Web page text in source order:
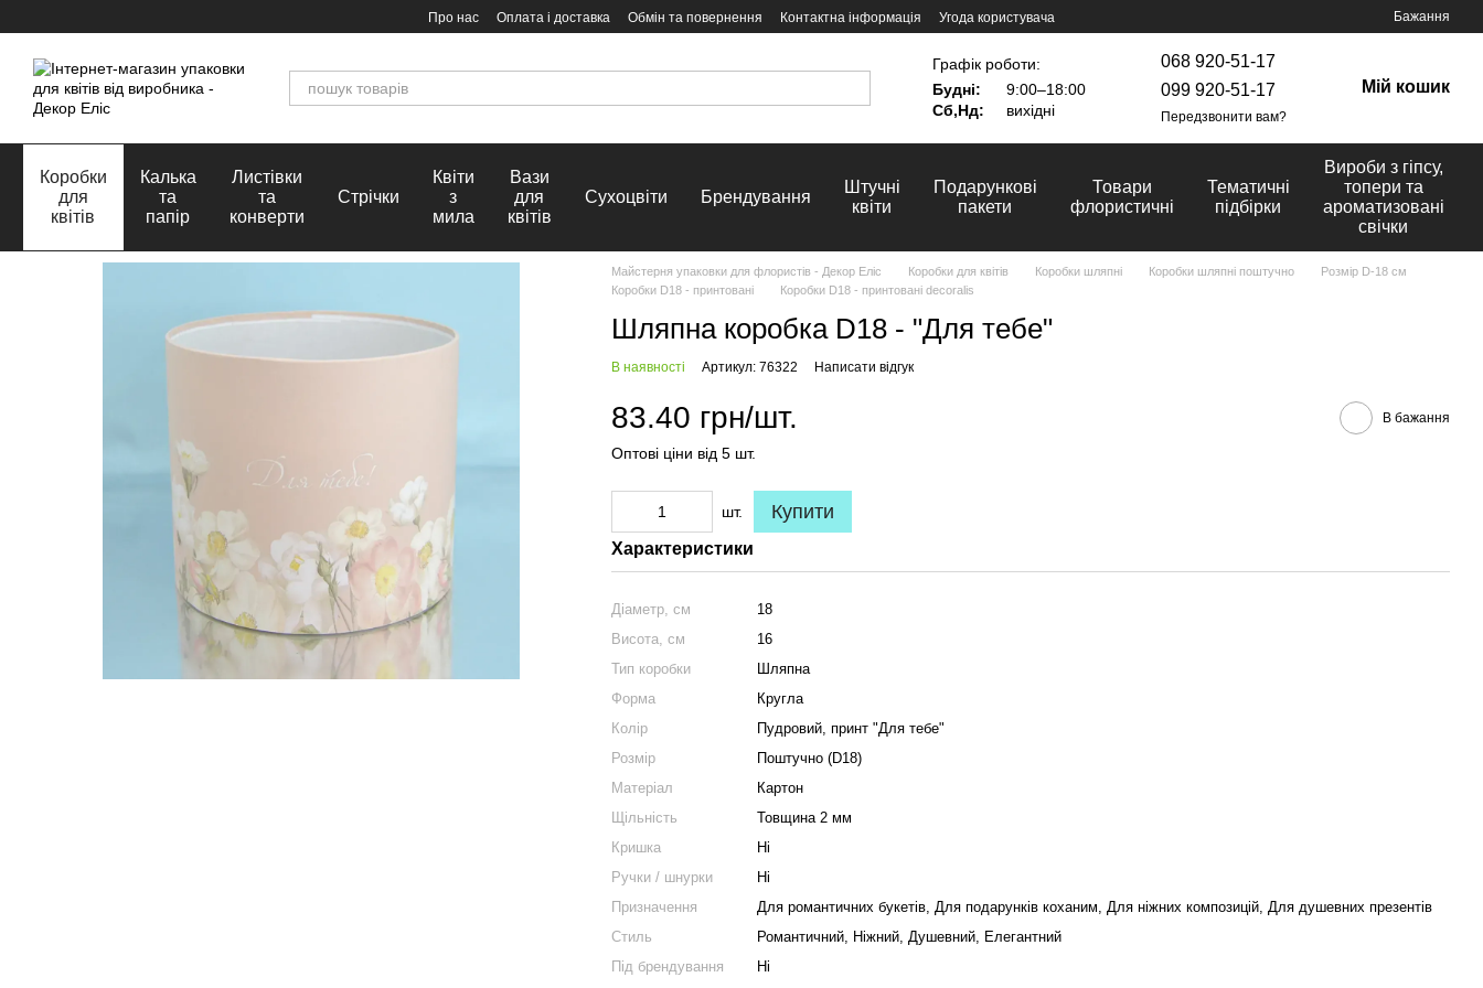
Про нас Оплата і доставка Обмін та повернення Контактна інформація Угода користувача Бажання
Графік роботи:
Будні:
9:00–18:00
Сб,Нд:
вихідні
068 920-51-17
099 920-51-17
Передзвонити вам?
Мій кошик
Коробки
для
квітів
Калька
та
папір
Листівки
та
конверти
Стрічки
Квіти
з
мила
Вази
для
квітів
Сухоцвіти Брендування
Штучні
квіти
Подарункові
пакети
Товари
флористичні
Тематичні
підбірки
Вироби з гіпсу,
топери та
ароматизовані
свічки
Майстерня упаковки для флористів - Декор Еліс Коробки для квітів Коробки шляпні Коробки шляпні поштучно
Розмір D-18 cм
Коробки D18 - принтовані
Коробки D18 - принтовані decoralis
Шляпна коробка D18 - "Для тебе"
В наявності Артикул: 76322 Написати відгук
83.40 грн/шт. В бажання
Оптові ціни від 5 шт.
шт. Купити
Характеристики
Діаметр, см
18
Висота, см
16
Тип коробки
Шляпна
Форма
Кругла
Колір
Пудровий, принт "Для тебе"
Розмір
Поштучно (D18)
Матеріал
Картон
Щільність
Товщина 2 мм
Кришка
Ні
Ручки / шнурки
Ні
Призначення
Для романтичних букетів, Для подарунків коханим, Для ніжних композицій, Для душевних презентів
Стиль
Романтичний, Ніжний, Душевний, Елегантний
Під брендування
Ні